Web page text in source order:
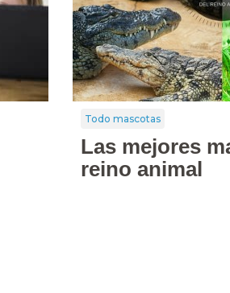
Todo mascotas
Las mejores
reino animal